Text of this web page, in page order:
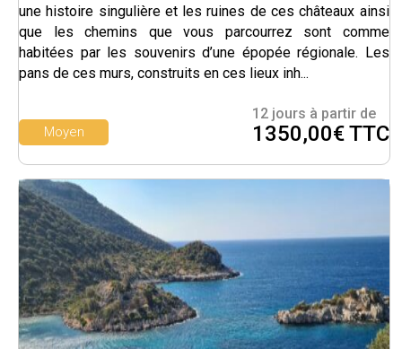
une histoire singulière et les ruines de ces châteaux ainsi
que les chemins que vous parcourrez sont comme
habitées par les souvenirs d’une épopée régionale. Les
pans de ces murs, construits en ces lieux inh...
12 jours à partir de
1350,00€ TTC
Moyen